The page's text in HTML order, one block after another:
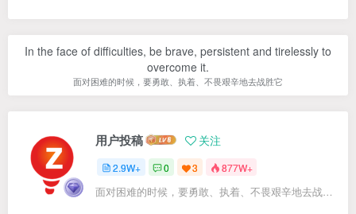
In the face of difficulties, be brave, persistent and tirelessly to
overcome it.
面对困难的时候，要勇敢、执着、不畏艰辛地去战胜它
用户投稿 关注
2.9W+ 0 3 877W+
面对困难的时候，要勇敢、执着、不畏艰辛地去战胜它